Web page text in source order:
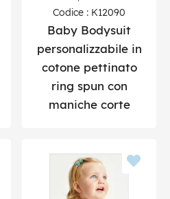
Codice : K12090
Baby Bodysuit
personalizzabile in
cotone pettinato
ring spun con
maniche corte